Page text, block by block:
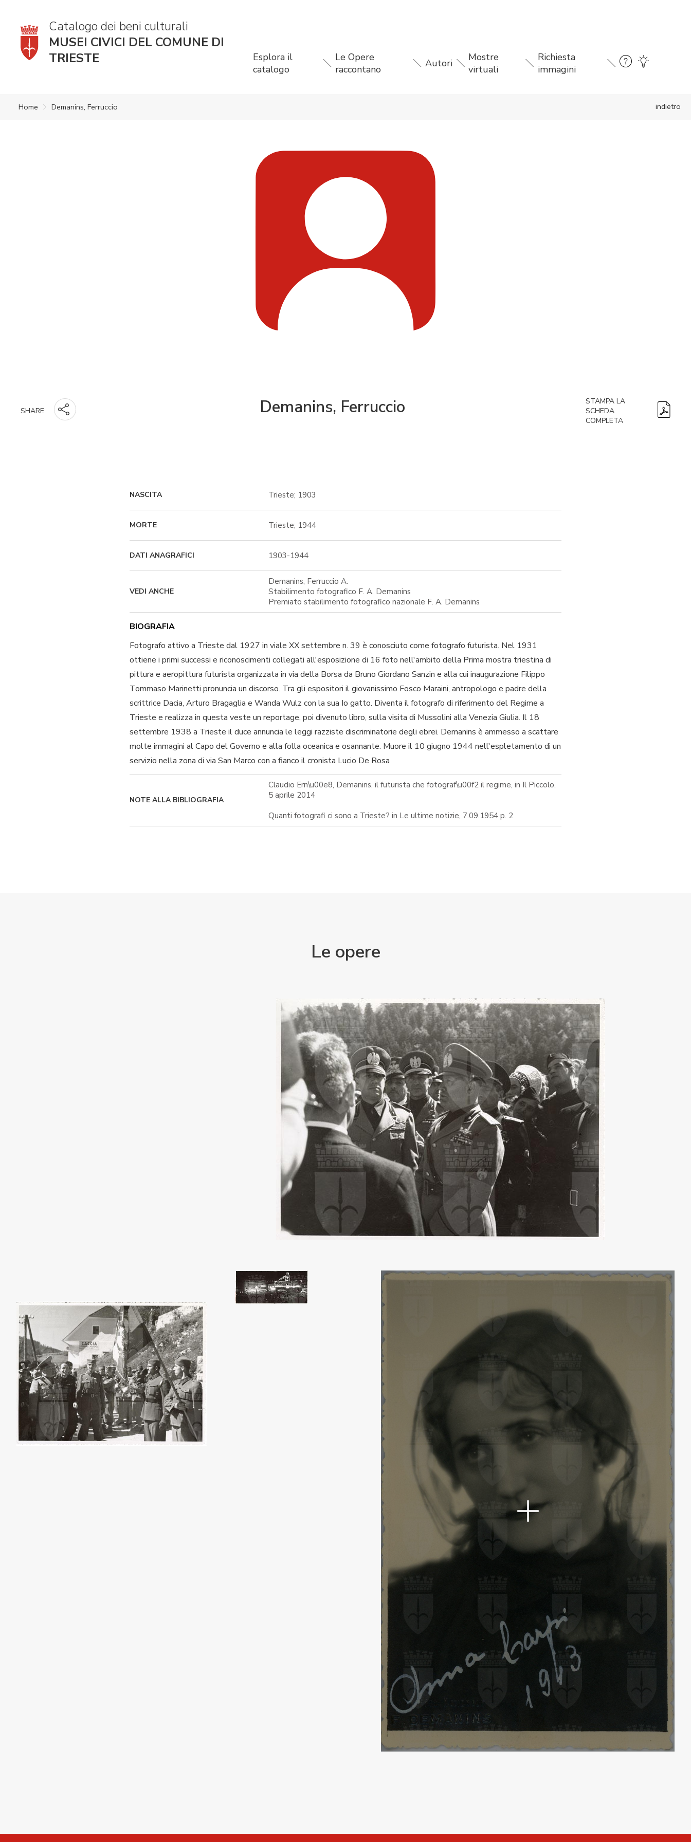
Catalogo dei beni culturali
MUSEI CIVICI DEL COMUNE DI
TRIESTE
Esplora il
catalogo
Le Opere
raccontano
Autori
Mostre
virtuali
Richiesta
immagini
indietro
Home Demanins, Ferruccio
SHARE Demanins, Ferruccio
STAMPA LA
SCHEDA
COMPLETA
NASCITA Trieste; 1903
MORTE Trieste; 1944
DATI ANAGRAFICI 1903-1944
VEDI ANCHE
Demanins, Ferruccio A.
Stabilimento fotografico F. A. Demanins
Premiato stabilimento fotografico nazionale F. A. Demanins
BIOGRAFIA
Fotografo attivo a Trieste dal 1927 in viale XX settembre n. 39 è conosciuto come fotografo futurista. Nel 1931
ottiene i primi successi e riconoscimenti collegati all'esposizione di 16 foto nell'ambito della Prima mostra triestina di
pittura e aeropittura futurista organizzata in via della Borsa da Bruno Giordano Sanzin e alla cui inaugurazione Filippo
Tommaso Marinetti pronuncia un discorso. Tra gli espositori il giovanissimo Fosco Maraini, antropologo e padre della
scrittrice Dacia, Arturo Bragaglia e Wanda Wulz con la sua Io gatto. Diventa il fotografo di riferimento del Regime a
Trieste e realizza in questa veste un reportage, poi divenuto libro, sulla visita di Mussolini alla Venezia Giulia. Il 18
settembre 1938 a Trieste il duce annuncia le leggi razziste discriminatorie degli ebrei. Demanins è ammesso a scattare
molte immagini al Capo del Governo e alla folla oceanica e osannante. Muore il 10 giugno 1944 nell'espletamento di un
servizio nella zona di via San Marco con a fianco il cronista Lucio De Rosa
NOTE ALLA BIBLIOGRAFIA
Claudio Ern\u00e8, Demanins, il futurista che fotograf\u00f2 il regime, in Il Piccolo,
5 aprile 2014
Quanti fotografi ci sono a Trieste? in Le ultime notizie, 7.09.1954 p. 2
Le opere